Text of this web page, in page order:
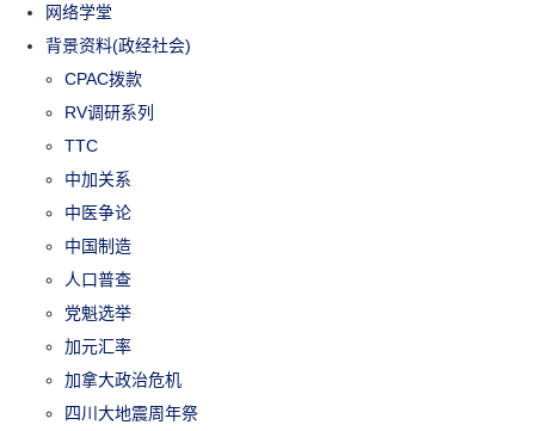
网络学堂
背景资料(政经社会)
CPAC拨款
RV调研系列
TTC
中加关系
中医争论
中国制造
人口普查
党魁选举
加元汇率
加拿大政治危机
四川大地震周年祭